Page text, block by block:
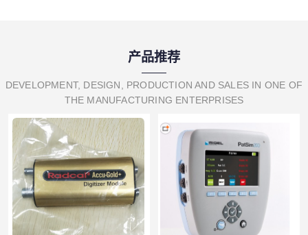
产品推荐
DEVELOPMENT, DESIGN, PRODUCTION AND SALES IN ONE OF
THE MANUFACTURING ENTERPRISES